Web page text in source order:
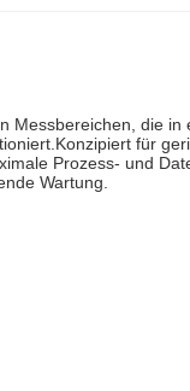
Messbereichen, die in
für
Prozess- und
Wartung.